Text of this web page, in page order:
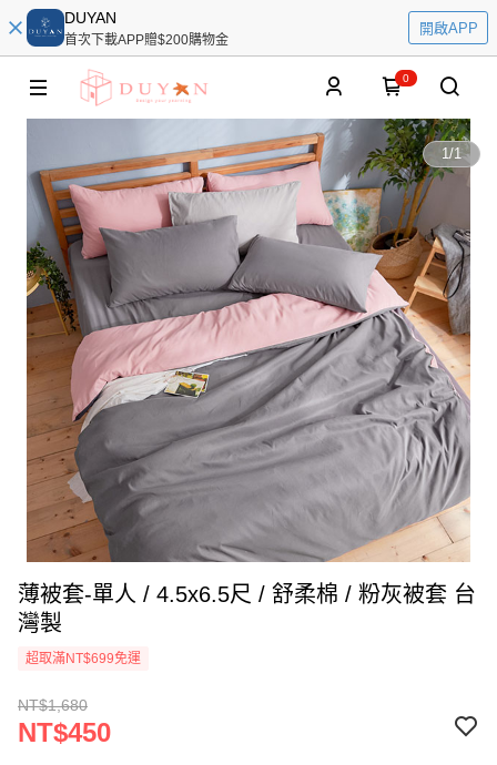
DUYAN
首次下載APP贈$200購物金
開啟APP
0
1/1
薄被套-單人 / 4.5x6.5尺 / 舒柔棉 / 粉灰被套 台
灣製
超取滿NT$699免運
NT$1,680
NT$450